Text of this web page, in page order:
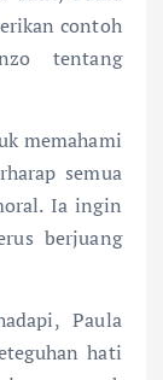
contoh
tentang
memahami
semua
Ia ingin
berjuang
Paula
hati